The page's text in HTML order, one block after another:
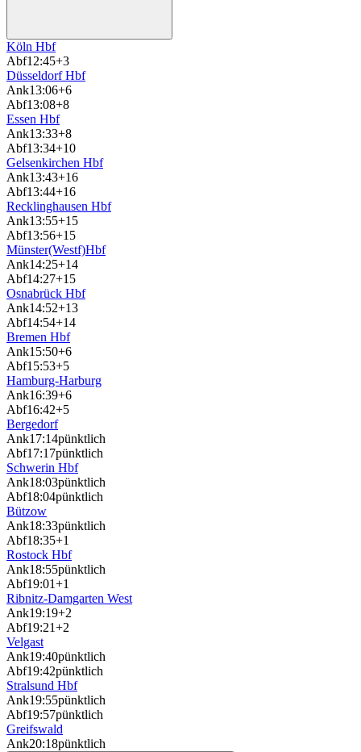
Köln Hbf
Abf12:45+3
Düsseldorf Hbf
Ank13:06+6
Abf13:08+8
Essen Hbf
Ank13:33+8
Abf13:34+10
Gelsenkirchen Hbf
Ank13:43+16
Abf13:44+16
Recklinghausen Hbf
Ank13:55+15
Abf13:56+15
Münster(Westf)Hbf
Ank14:25+14
Abf14:27+15
Osnabrück Hbf
Ank14:52+13
Abf14:54+14
Bremen Hbf
Ank15:50+6
Abf15:53+5
Hamburg-Harburg
Ank16:39+6
Abf16:42+5
Bergedorf
Ank17:14pünktlich
Abf17:17pünktlich
Schwerin Hbf
Ank18:03pünktlich
Abf18:04pünktlich
Bützow
Ank18:33pünktlich
Abf18:35+1
Rostock Hbf
Ank18:55pünktlich
Abf19:01+1
Ribnitz-Damgarten West
Ank19:19+2
Abf19:21+2
Velgast
Ank19:40pünktlich
Abf19:42pünktlich
Stralsund Hbf
Ank19:55pünktlich
Abf19:57pünktlich
Greifswald
Ank20:18pünktlich